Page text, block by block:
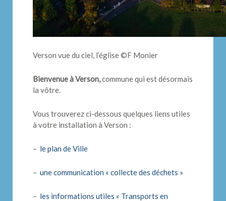
Verson vue du ciel, l’église ©F Monier
Bienvenue à Verson,commune qui est désormais
la vôtre.
Vous trouverez ci-dessous quelques liens utiles
à votre installation à Verson :
– le plan de Ville
– une communication « collecte des déchets »
– les informations utiles « Transports en